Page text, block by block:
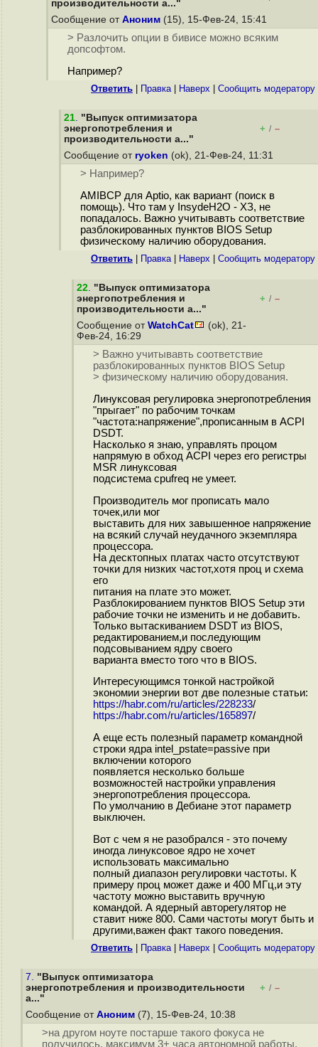
производительности a..."
Сообщение от Аноним (15), 15-Фев-24, 15:41
> Разлочить опции в бивисе можно всяким
допсофтом.
Например?
Ответить Правка| Наверх Cообщить модератору
21. "Выпуск оптимизатора
энергопотребления и
производительности a..."
+ / –
Сообщение от ryoken (ok), 21-Фев-24, 11:31
> Например?
AMIBCP для Aptio, как вариант (поиск в
помощь). Что там у InsydeH2O - ХЗ, не
попадалось. Важно учитывавть соответствие
разблокированных пунктов BIOS Setup
физическому наличию оборудования.
Ответить Правка| Наверх Cообщить модератору
22. "Выпуск оптимизатора
энергопотребления и
производительности a..."
+ / –
Сообщение от WatchCat
(ok), 21-
Фев-24, 16:29
> Важно учитывавть соответствие
разблокированных пунктов BIOS Setup
> физическому наличию оборудования.
Линуксовая регулировка энергопотребления
"прыгает" по рабочим точкам
"частота:напряжение",прописанным в ACPI
DSDT.
Насколько я знаю, управлять процом
напрямую в обход ACPI через его регистры
MSR линуксовая
подсистема cpufreq не умеет.
Производитель мог прописать мало
точек,или мог
выставить для них завышенное напряжение
на всякий случай неудачного экземпляра
процессора.
На десктопных платах часто отсутствуют
точки для низких частот,хотя проц и схема
его
питания на плате это может.
Разблокированием пунктов BIOS Setup эти
рабочие точки не изменить и не добавить.
Только вытаскиванием DSDT из BIOS,
редактированием,и последующим
подсовыванием ядру своего
варианта вместо того что в BIOS.
Интересующимся тонкой настройкой
экономии энергии вот две полезные статьи:
https://habr.com/ru/articles/228233/
https://habr.com/ru/articles/165897/
А еще есть полезный параметр командной
строки ядра intel_pstate=passive при
включении которого
появляется несколько больше
возможностей настройки управления
энергопотребления процессора.
По умолчанию в Дебиане этот параметр
выключен.
Вот с чем я не разобрался - это почему
иногда линуксовое ядро не хочет
использовать максимально
полный диапазон регулировки частоты. К
примеру проц может даже и 400 МГц,и эту
частоту можно выставить вручную
командой. А ядерный авторегулятор не
ставит ниже 800. Сами частоты могут быть и
другими,важен факт такого поведения.
Ответить Правка| Наверх Cообщить модератору
7. "Выпуск оптимизатора
энергопотребления и производительности
a..."
+ / –
Сообщение от Аноним (7), 15-Фев-24, 10:38
>на другом ноуте постарше такого фокуса не
получилось, максимум 3+ часа автономной работы,